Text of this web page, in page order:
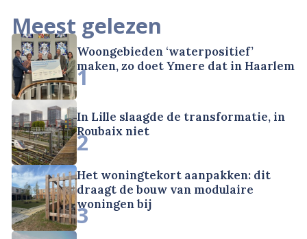
Meest gelezen
Woongebieden ‘waterpositief’
maken, zo doet Ymere dat in Haarlem
1
In Lille slaagde de transformatie, in
Roubaix niet
2
Het woningtekort aanpakken: dit
draagt de bouw van modulaire
woningen bij
3